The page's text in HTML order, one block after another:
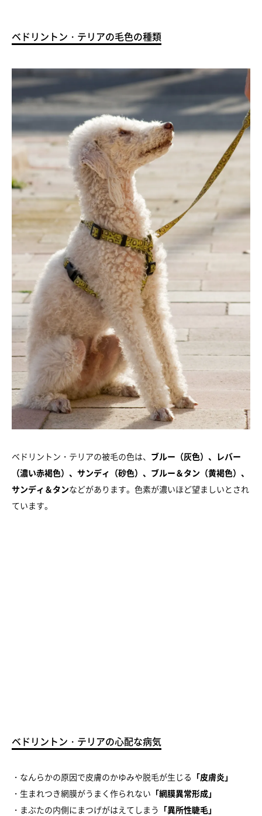
ベドリントン・テリアの毛色の種類
ベドリントン・テリアの被毛の色は、 ブルー（灰色）、レバー
（濃い赤褐色）、サンディ（砂色）、ブルー＆タン（黄褐色）、
サンディ＆タンなどがあります。色素が濃いほど望ましいとされ
ています。
ベドリントン・テリアの心配な病気
・なんらかの原因で皮膚のかゆみや脱毛が生じる 「皮膚炎」
・生まれつき網膜がうまく作られない 「網膜異常形成」
・まぶたの内側にまつげがはえてしまう 「異所性睫毛」